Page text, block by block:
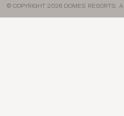
© COPYRIGHT 2026 DOMES RESORTS.